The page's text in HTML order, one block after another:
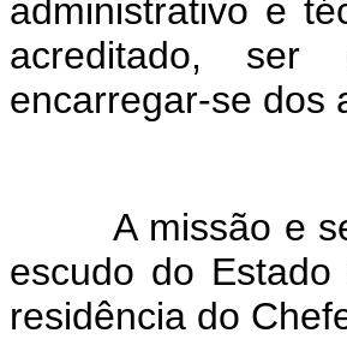
administrativo e
acreditado, ser
encarregar-se dos
A missão e seu
escudo do
residência do